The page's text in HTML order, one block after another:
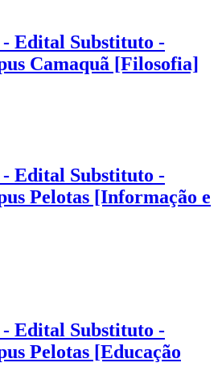
Edital Substituto -
Camaquã [Filosofia]
Edital Substituto -
Pelotas [Informação e
Edital Substituto -
Pelotas [Educação